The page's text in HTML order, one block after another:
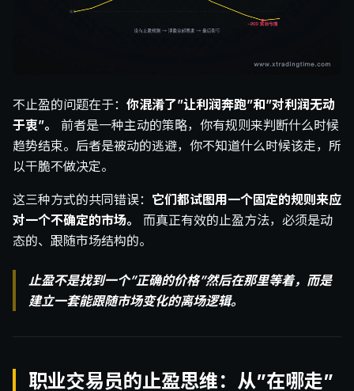
不止盈的问题在于： 你混淆了”让利润奔跑”和”对利润无动
于衷”。
前者是一种主动的策略，你有规则来判断什么时候
趋势结束。后者是被动的逃避，你不知道什么时候该走，所
以干脆不做决定。
这三种方式的共同错误： 它们都试图用一个固定的规则来应
对一个不确定的市场。
而真正有效的止盈方法，必须是动
态的、跟随市场结构的。
止盈不是找到一个”正确的价格”然后在那里等着，而是
建立一套能跟随市场变化的离场逻辑。
职业交易员的止盈思维：从”在哪走”